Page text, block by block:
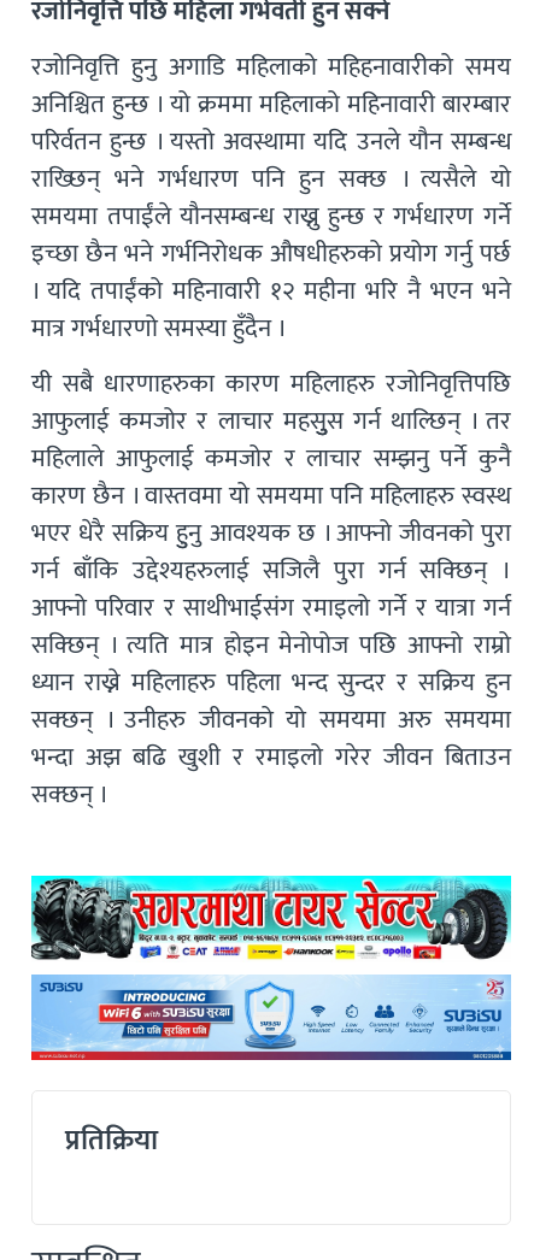
रजोनिवृत्ति पछि महिला गर्भवती हुन सक्ने
रजोनिवृत्ति हुनु अगाडि महिलाको महिहनावारीको समय
अनिश्चित हुन्छ । यो क्रममा महिलाको महिनावारी बारम्बार
परिर्वतन हुन्छ । यस्तो अवस्थामा यदि उनले यौन सम्बन्ध
राख्छिन् भने गर्भधारण पनि हुन सक्छ । त्यसैले यो
समयमा तपाईंले यौनसम्बन्ध राख्नु हुन्छ र गर्भधारण गर्ने
इच्छा छैन भने गर्भनिरोधक औषधीहरुको प्रयोग गर्नु पर्छ
। यदि तपाईंको महिनावारी १२ महीना भरि नै भएन भने
मात्र गर्भधारणो समस्या हुँदैन ।
यी सबै धारणाहरुका कारण महिलाहरु रजोनिवृत्तिपछि
आफुलाई कमजोर र लाचार महसुुुस गर्न थाल्छिन् । तर
महिलाले आफुलाई कमजोर र लाचार सम्झनु पर्ने कुनै
कारण छैन । वास्तवमा यो समयमा पनि महिलाहरु स्वस्थ
भएर धेरै सक्रिय हुुनु आवश्यक छ । आफ्नो जीवनको पुरा
गर्न बाँकि उद्देश्यहरुलाई सजिलै पुरा गर्न सक्छिन् ।
आफ्नो परिवार र साथीभाईसंग रमाइलो गर्ने र यात्रा गर्न
सक्छिन् । त्यति मात्र होइन मेनोपोज पछि आफ्नो राम्रो
ध्यान राख्ने महिलाहरु पहिला भन्द सुन्दर र सक्रिय हुन
सक्छन् । उनीहरु जीवनको यो समयमा अरु समयमा
भन्दा अझ बढि खुशी र रमाइलो गरेर जीवन बिताउन
सक्छन् ।
प्रतिक्रिया